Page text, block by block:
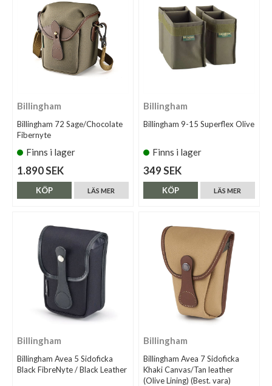
Billingham
Billingham 72 Sage/Chocolate
Fibernyte
Finns i lager
1.890 SEK
LÄS MER
KÖP
Billingham
Billingham 9-15 Superflex Olive
Finns i lager
349 SEK
LÄS MER
KÖP
Billingham
Billingham Avea 5 Sidoficka
Black FibreNyte / Black Leather
Billingham
Billingham Avea 7 Sidoficka
Khaki Canvas/Tan leather
(Olive Lining) (Best. vara)